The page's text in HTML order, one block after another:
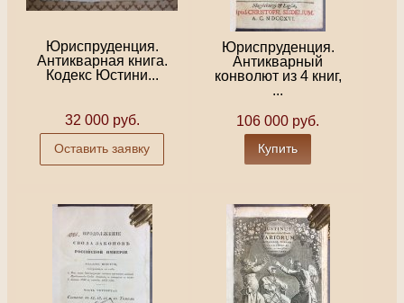
Юриспруденция.
Антикварная книга.
Кодекс Юстини...
32 000 руб.
Оставить заявку
Юриспруденция.
Антикварный
конволют из 4 книг,
...
106 000 руб.
Купить